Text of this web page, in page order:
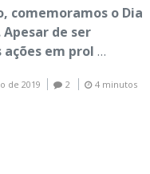
comemoramos o Dia
de ser
em prol…
de 2019 2
4 minutos